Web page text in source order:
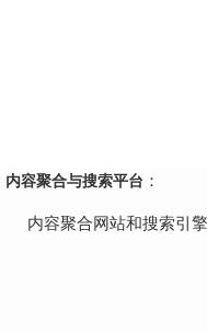
内容聚合与搜索平台 ：
内容聚合网站和搜索引